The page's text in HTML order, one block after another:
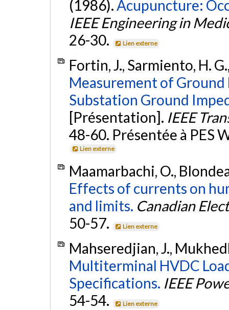
(1986).Acupuncture:
IEEE Engineering in
26-30.
Lien externe
Fortin, J., Sarmiento, H.
Measurement of
Substation Ground
[Présentation]. IEEE
48-60. Présentée à PES
Lien externe
Maamarbachi, O.,
Effects of currents on
and limits. Canadian
50-57.
Lien externe
Mahseredjian, J.,
Multiterminal HVDC
Specifications. IEEE
54-54.
Lien externe